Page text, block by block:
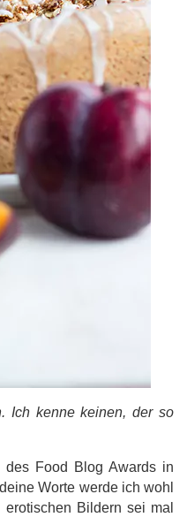
Ich kenne keinen, der so
des Food Blog Awards in
Worte werde ich wohl
Bildern sei mal